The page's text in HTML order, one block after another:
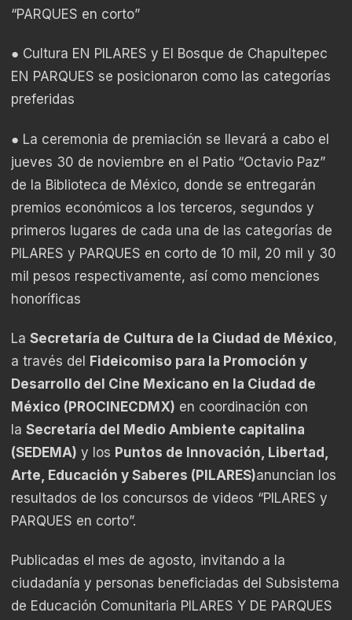
“PARQUES en corto”
● Cultura EN PILARES y El Bosque de Chapultepec
EN PARQUES se posicionaron como las categorías
preferidas
● La ceremonia de premiación se llevará a cabo el
jueves 30 de noviembre en el Patio “Octavio Paz”
de la Biblioteca de México, donde se entregarán
premios económicos a los terceros, segundos y
primeros lugares de cada una de las categorías de
PILARES y PARQUES en corto de 10 mil, 20 mil y 30
mil pesos respectivamente, así como menciones
honoríficas
La Secretaría de Cultura de la Ciudad de México,
a través del Fideicomiso para la Promoción y
Desarrollo del Cine Mexicano en la Ciudad de
México (PROCINECDMX) en coordinación con
la Secretaría del Medio Ambiente capitalina
(SEDEMA) y los Puntos de Innovación, Libertad,
Arte, Educación y Saberes (PILARES)anuncian los
resultados de los concursos de videos “PILARES y
PARQUES en corto”.
Publicadas el mes de agosto, invitando a la
ciudadanía y personas beneficiadas del Subsistema
de Educación Comunitaria PILARES Y DE PARQUES